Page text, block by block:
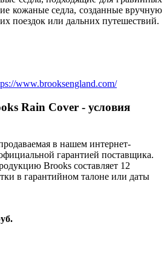
кожаные седла, созданные вручную
поездок или дальних путешествий.
www.brooksengland.com/
Rain Cover - условия
в нашем интернет-
гарантией поставщика.
Brooks составляет 12
в гарантийном талоне или даты